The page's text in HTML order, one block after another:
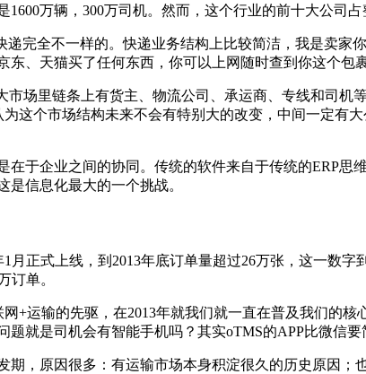
万辆，300万司机。然而，这个行业的前十大公司占
递完全不一样的。快递业务结构上比较简洁，我是卖
、天猫买了任何东西，你可以上网随时查到你这个包
市场里链条上有货主、物流公司、承运商、专线和司
这个市场结构未来不会有特别大的改变，中间一定
在于企业之间的协同。传统的软件来自于传统的ERP
是信息化最大的一个挑战。
月正式上线，到2013年底订单量超过26万张，这一数
订单。
+运输的先驱，在2013年就我们就一直在普及我们的
就是司机会有智能手机吗？其实oTMS的APP比微信
期，原因很多：有运输市场本身积淀很久的历史原因